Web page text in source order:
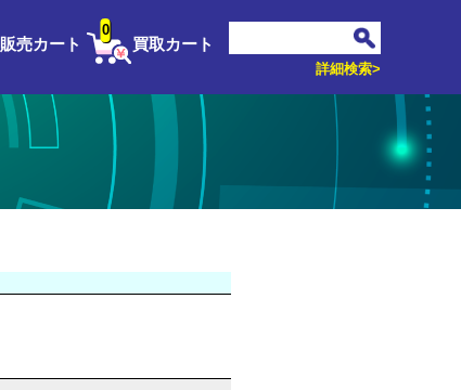
販売カート 買取カート
0
詳細検索>